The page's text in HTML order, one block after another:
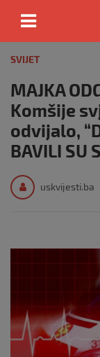
content
SVIJET
MAJKA
Komšije
odvijalo,
BAVILI SU
uskvijesti.ba